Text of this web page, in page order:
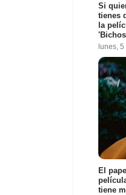
Si
tienes
la
lunes, 5
El
tiene